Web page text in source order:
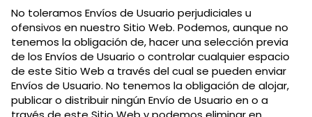
No toleramos Envíos de Usuario perjudiciales u
ofensivos en nuestro Sitio Web. Podemos, aunque no
tenemos la obligación de, hacer una selección previa
de los Envíos de Usuario o controlar cualquier espacio
de este Sitio Web a través del cual se pueden enviar
Envíos de Usuario. No tenemos la obligación de alojar,
publicar o distribuir ningún Envío de Usuario en o a